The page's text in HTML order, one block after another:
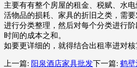
主要有有整个房屋的租金、税赋、水
活物品的损耗、家具的折旧之类，需
进行分类整理，然后对每个分类进行
时间的成本之和。
如要更详细的，就得结合出租率进对核
上一篇: 阳泉酒店家具批发下一篇: 鹤壁